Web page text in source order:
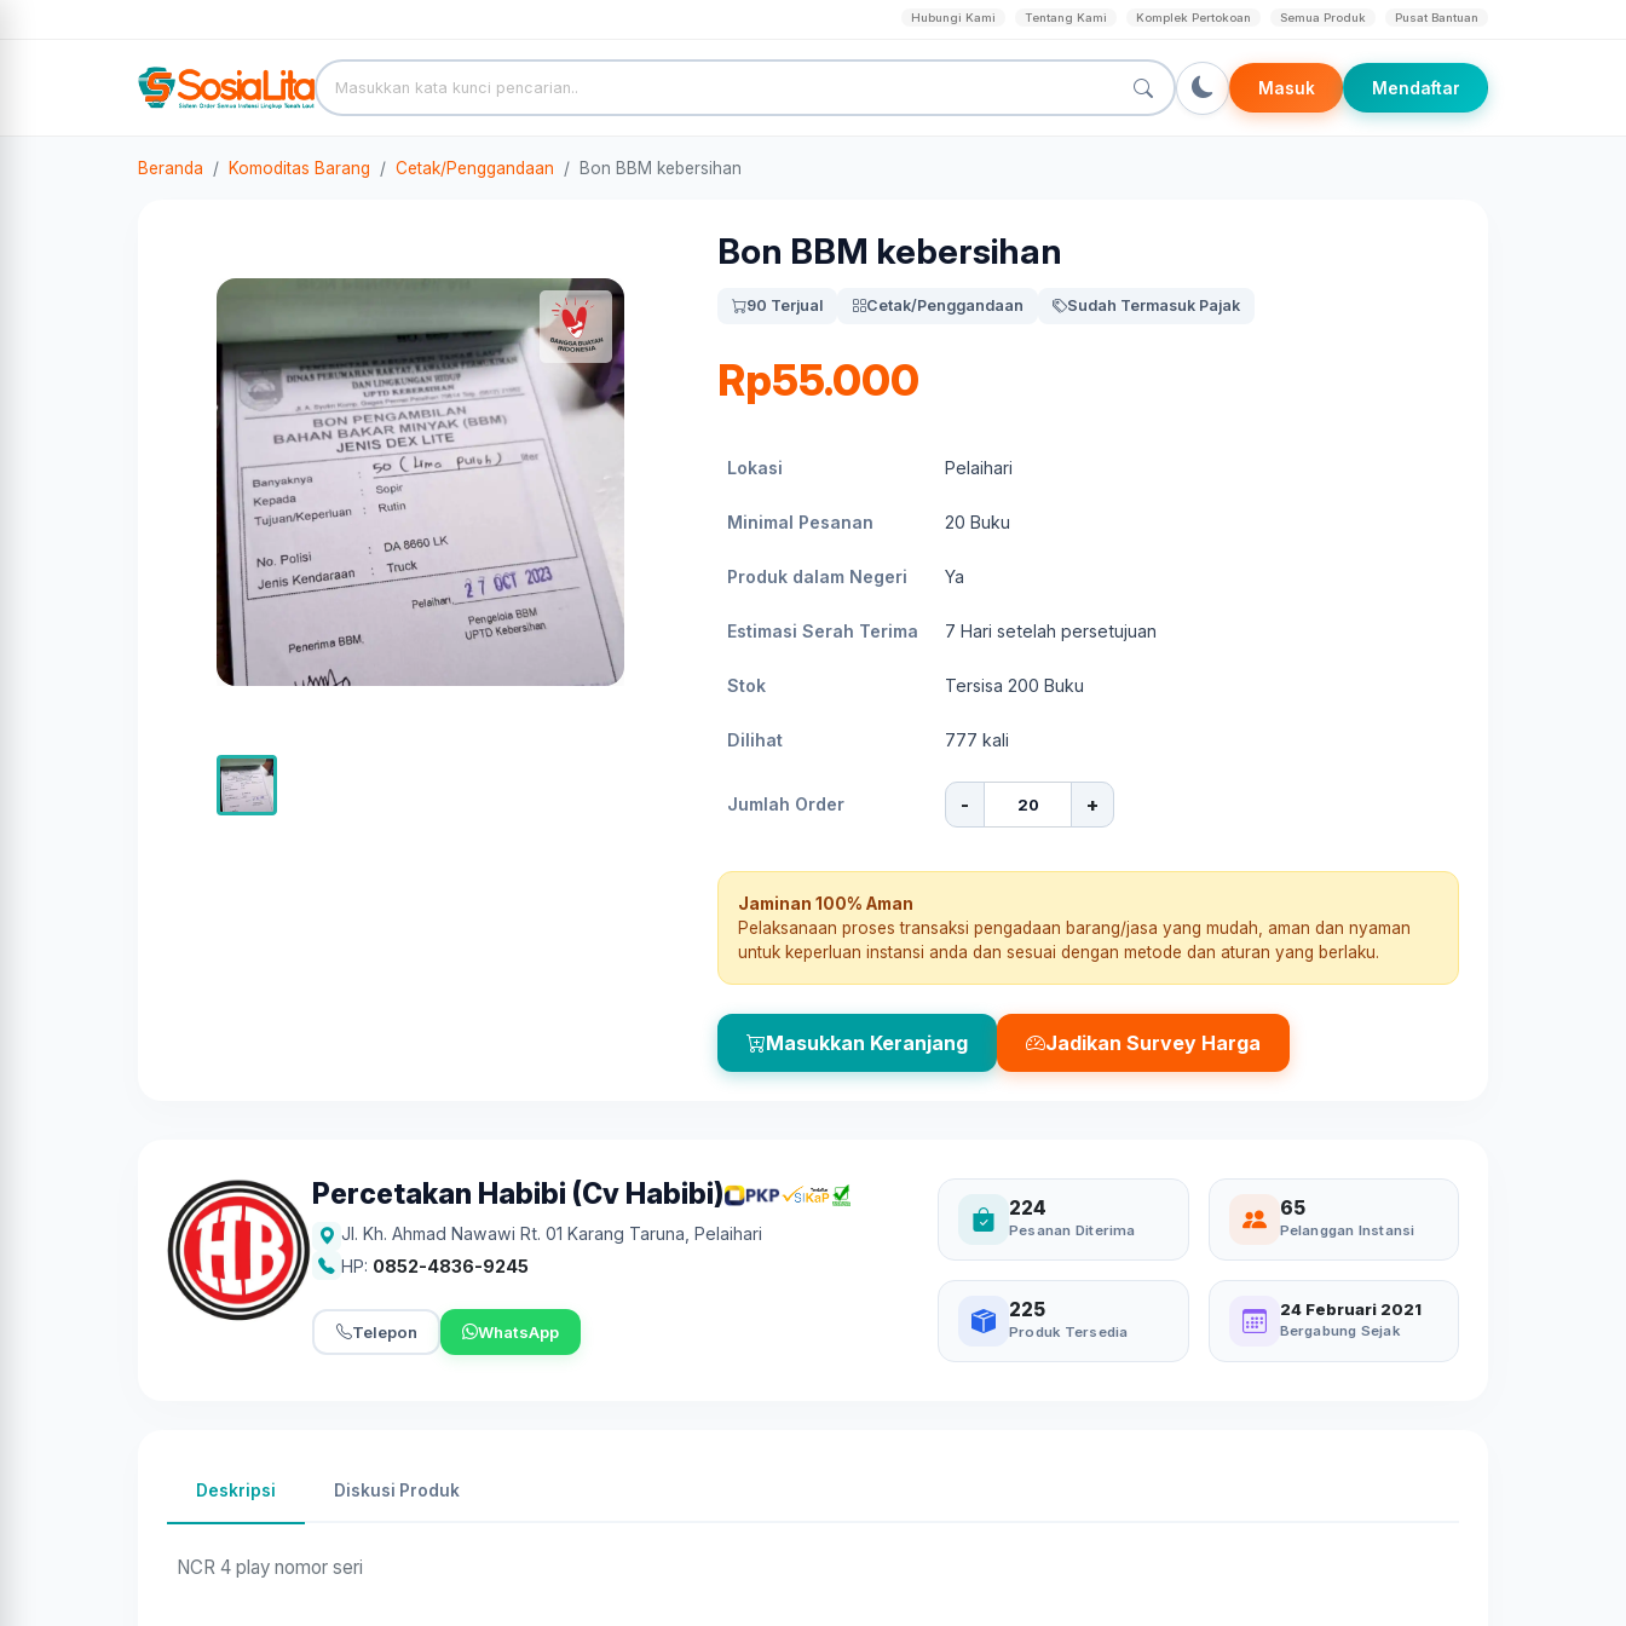
Hubungi Kami Tentang Kami Komplek Pertokoan Semua Produk Pusat Bantuan
Masuk Mendaftar
Beranda Komoditas Barang Cetak/Penggandaan Bon BBM kebersihan
Bon BBM kebersihan
90 Terjual Cetak/Penggandaan Sudah Termasuk Pajak
Rp55.000
Lokasi Pelaihari
Minimal Pesanan 20 Buku
Produk dalam Negeri Ya
Estimasi Serah Terima 7 Hari setelah persetujuan
Stok Tersisa 200 Buku
Dilihat 777 kali
Jumlah Order - +
Jaminan 100% Aman
Pelaksanaan proses transaksi pengadaan barang/jasa yang mudah, aman dan nyaman
untuk keperluan instansi anda dan sesuai dengan metode dan aturan yang berlaku.
Masukkan Keranjang Jadikan Survey Harga
Percetakan Habibi (Cv Habibi)
Jl. Kh. Ahmad Nawawi Rt. 01 Karang Taruna Pelaihari
HP: 0852-4836-9245
Telepon WhatsApp
224
Pesanan Diterima
65
Pelanggan Instansi
225
Produk Tersedia
24 Februari 2021
Bergabung Sejak
Deskripsi Diskusi Produk
NCR 4 play nomor seri